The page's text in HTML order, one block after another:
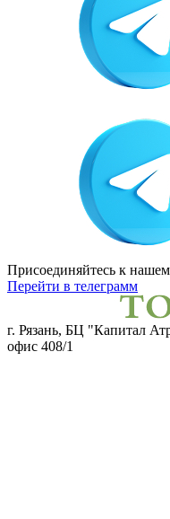
Присоединяйтесь к
Перейти в телеграмм
г. Рязань, БЦ "Капитал
офис 408/1